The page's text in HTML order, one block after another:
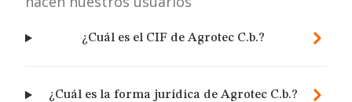
¿Cuál es el CIF de Agrotec C.b.?
¿Cuál es la forma jurídica de Agrotec C.b.?